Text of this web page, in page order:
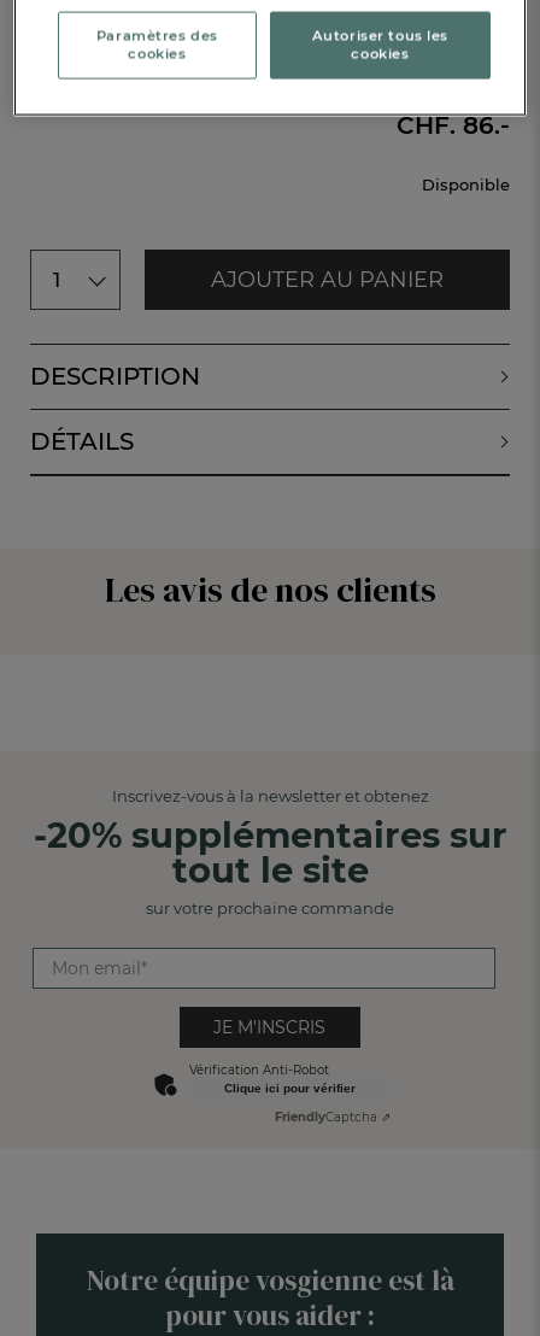
38 40 42
Disponible
CHF. 86.-
1 AJOUTER AU PANIER
DESCRIPTION
DÉTAILS
Les avis de nos clients
Inscrivez-vous à la newsletter et obtenez
-20% supplémentaires sur
tout le site
sur votre prochaine commande
JE M'INSCRIS
Vérification Anti-Robot
Clique ici pour vérifier
FriendlyCaptcha ⇗
Notre équipe vosgienne est là
pour vous aider :
Paramètres des
cookies
Autoriser tous les
cookies